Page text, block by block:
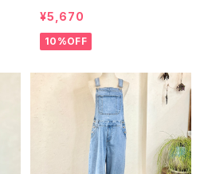
¥5,670
10%OFF